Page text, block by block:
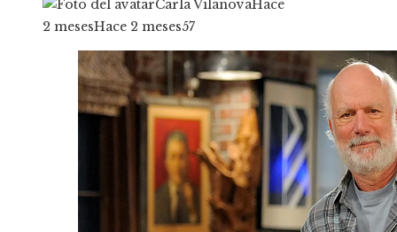
Carla VilanovaHace
2 mesesHace 2 meses57